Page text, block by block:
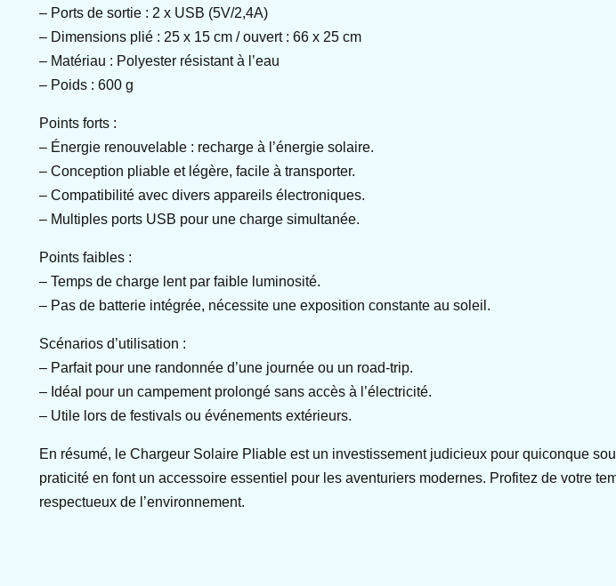
– Ports de sortie : 2 x USB (5V/2,4A)
– Dimensions plié : 25 x 15 cm / ouvert : 66 x 25 cm
– Matériau : Polyester résistant à l’eau
– Poids : 600 g
Points forts :
– Énergie renouvelable : recharge à l’énergie solaire.
– Conception pliable et légère, facile à transporter.
– Compatibilité avec divers appareils électroniques.
– Multiples ports USB pour une charge simultanée.
Points faibles :
– Temps de charge lent par faible luminosité.
– Pas de batterie intégrée, nécessite une exposition constante au soleil.
Scénarios d’utilisation :
– Parfait pour une randonnée d’une journée ou un road-trip.
– Idéal pour un campement prolongé sans accès à l’électricité.
– Utile lors de festivals ou événements extérieurs.
En résumé, le Chargeur Solaire Pliable est un investissement judicieux pour quiconque
praticité en font un accessoire essentiel pour les aventuriers modernes. Profitez de votre
respectueux de l’environnement.